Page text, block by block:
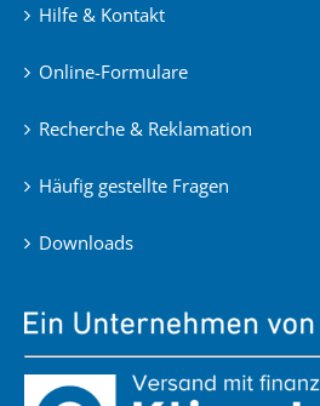
Hilfe & Kontakt
Online-Formulare
Recherche & Reklamation
Häufig gestellte Fragen
Downloads